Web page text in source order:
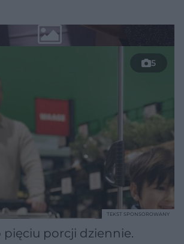
5
pięciu porcji dziennie.
TEKST SPONSOROWANY